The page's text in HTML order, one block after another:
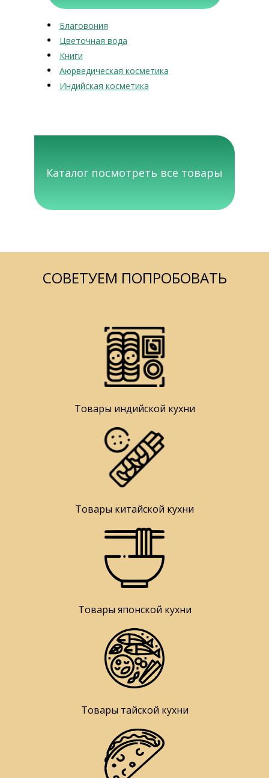
Благовония
Цветочная вода
Книги
Аюрведическая косметика
Индийская косметика
Каталог посмотреть все товары
СОВЕТУЕМ ПОПРОБОВАТЬ
Товары индийской кухни
Товары китайской кухни
Товары японской кухни
Товары тайской кухни